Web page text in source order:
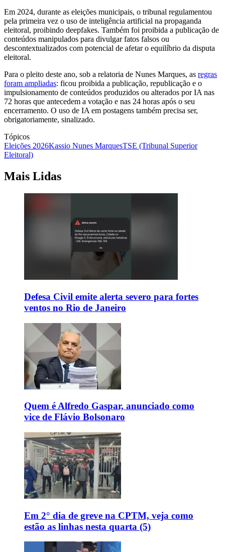
Em 2024, durante as eleições municipais, o tribunal regulamentou
pela primeira vez o uso de inteligência artificial na propaganda
eleitoral, proibindo deepfakes. Também foi proibida a publicação de
conteúdos manipulados para divulgar fatos falsos ou
descontextualizados com potencial de afetar o equilíbrio da disputa
eleitoral.
Para o pleito deste ano, sob a relatoria de Nunes Marques, as regras
foram ampliadas: ficou proibida a publicação, republicação e o
impulsionamento de conteúdos produzidos ou alterados por IA nas
72 horas que antecedem a votação e nas 24 horas após o seu
encerramento. O uso de IA em postagens também precisa ser,
obrigatoriamente, sinalizado.
Tópicos
Eleições 2026Kassio Nunes MarquesTSE (Tribunal Superior
Eleitoral)
Mais Lidas
Defesa Civil emite alerta severo para fortes
ventos no Rio de Janeiro
Quem é Alfredo Gaspar, anunciado como
vice de Flávio Bolsonaro
Em 2° dia de greve na CPTM, veja como
estão as linhas nesta quarta (5)